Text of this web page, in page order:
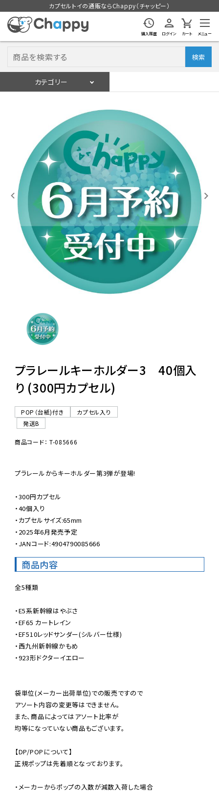
カプセルトイの通販ならChappy（チャッピー）
購入履歴 ログイン カート メニュー
検索
カテゴリー
入荷スケジュールをチェック
カプセルトイマシン本体
カプセルトイ
販促用空カプセル
レンタル
景品・玩具・文具
販促用カプセルトイ
06-6282-7659
プラレールキーホルダー3 40個入
り (300円カプセル)
POP（台紙)付き
カプセル入り
発送B
商品コード： T-085666
プラレールからキーホルダー第3弾が登場!
・300円カプセル
・40個入り
・カプセルサイズ:65mm
・2025年6月発売予定
・JANコード:4904790085666
商品内容
全5種類
・E5系新幹線はやぶさ
・EF65 カートレイン
・EF510レッドサンダー(シルバー仕様)
・西九州新幹線かもめ
・923形ドクターイエロー
袋単位(メーカー出荷単位)での販売ですので
アソート内容の変更等はできません。
また、商品によってはアソート比率が
均等になっていない商品もございます。
【DP/POPについて】
正規ポップは先着順となっております。
・メーカーからポップの入数が減数入荷した場合